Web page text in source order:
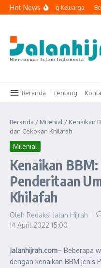
Lewati ke konten
Hot News
Masuk ke Ruang Keluarga
Beranda Tentang
Beranda / Milenial / Kenaikan
dan Cekokan Khilafah
Milenial
Kenaikan
Penderitaan
Khilafah
Oleh Redaksi Jalan Hijrah
14 April 2022 15:00
Jalanhijrah.com– Beberapa
dengan kenaikan BBM jenis